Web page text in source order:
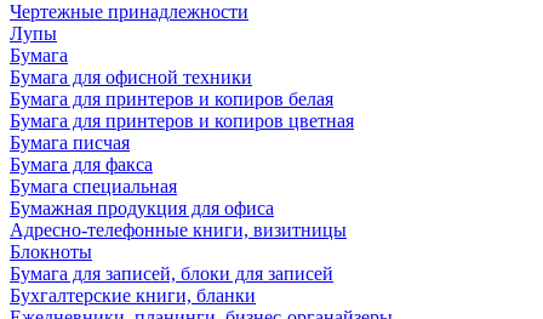
Чертежные принадлежности
Лупы
Бумага
Бумага для офисной техники
Бумага для принтеров и копиров белая
Бумага для принтеров и копиров цветная
Бумага писчая
Бумага для факса
Бумага специальная
Бумажная продукция для офиса
Адресно-телефонные книги, визитницы
Блокноты
Бумага для записей, блоки для записей
Бухгалтерские книги, бланки